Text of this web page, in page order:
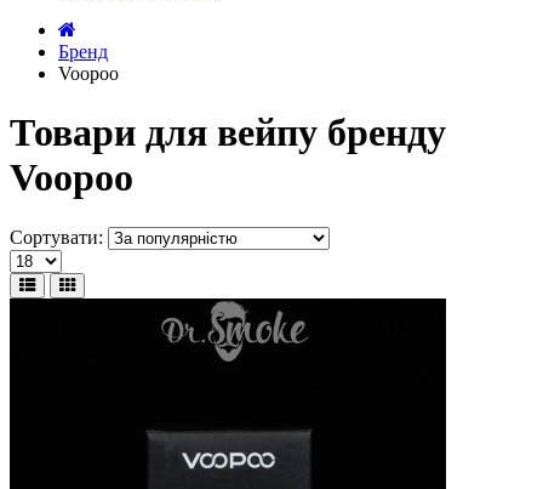
Бренд
Voopoo
Товари для вейпу бренду
Voopoo
Сортувати: